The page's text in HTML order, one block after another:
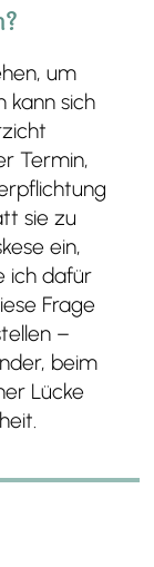
um
kann sich
Termin,
sie zu
ein,
ich dafür
Frage
–
beim
Lücke